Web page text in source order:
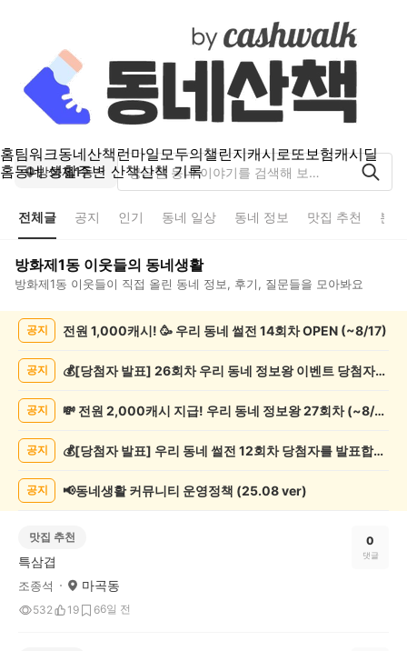
홈팀워크동네산책런마일모두의챌린지캐시로또보험캐시딜
홈동네 생활주변 산책산책 기록
방화제1동
전체글 공지 인기 동네 일상 동네 정보 맛집 추천 분
방화제1동 이웃들의 동네생활
방화제1동 이웃들이 직접 올린 동네 정보, 후기, 질문들을 모아봐요
목
공지 전원 1,000캐시! 🥳 우리 동네 썰전 14회차 OPEN (~8/17)
공지 💰[당첨자 발표] 26회차 우리 동네 정보왕 이벤트 당첨자를 발표합니다!
공지 💸 전원 2,000캐시 지급! 우리 동네 정보왕 27회차 (~8/10)
공지 💰[당첨자 발표] 우리 동네 썰전 12회차 당첨자를 발표합니다!
공지 📢동네생활 커뮤니티 운영정책 (25.08 ver)
맛집 추천
특삼겹
조종석 마곡동
532 19 66일 전
0
댓글